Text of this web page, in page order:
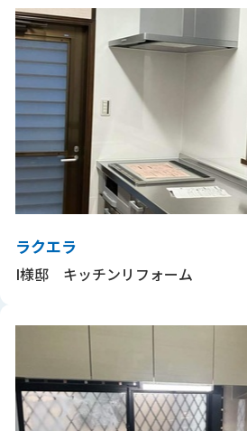
ラクエラ
I様邸 キッチンリフォーム